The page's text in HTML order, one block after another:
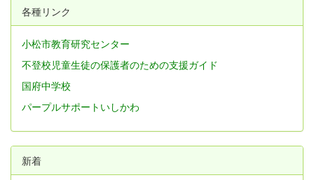
各種リンク
小松市教育研究センター
不登校児童生徒の保護者のための支援ガイド
国府中学校
パープルサポートいしかわ
新着